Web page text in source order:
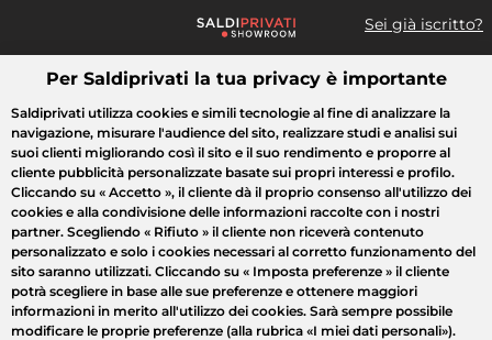
Sei già iscritto?
Cosa cerchi?
Tutte le vendite Moda Casa Bellezza Elettrodomestici
Per Saldiprivati la tua privacy è importante
Saldiprivati utilizza cookies e simili tecnologie al fine di analizzare la
navigazione, misurare l'audience del sito, realizzare studi e analisi sui
suoi clienti migliorando così il sito e il suo rendimento e proporre al
cliente pubblicità personalizzate basate sui propri interessi e profilo.
Cliccando su « Accetto », il cliente dà il proprio consenso all'utilizzo dei
cookies e alla condivisione delle informazioni raccolte con i nostri
partner. Scegliendo « Rifiuto » il cliente non riceverà contenuto
personalizzato e solo i cookies necessari al corretto funzionamento del
sito saranno utilizzati. Cliccando su « Imposta preferenze » il cliente
potrà scegliere in base alle sue preferenze e ottenere maggiori
informazioni in merito all'utilizzo dei cookies. Sarà sempre possibile
modificare le proprie preferenze (alla rubrica «I miei dati personali»).